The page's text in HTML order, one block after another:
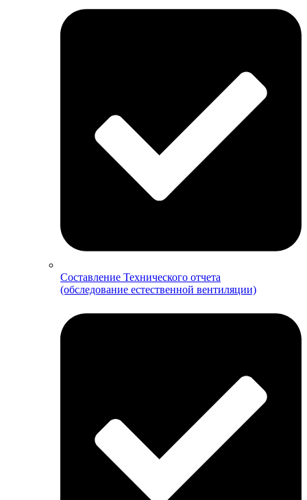
Составление Технического отчета
(обследование естественной вентиляции)